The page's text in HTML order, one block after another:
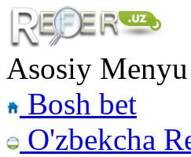
Asosiy Menyu
Bosh bet
O'zbekcha